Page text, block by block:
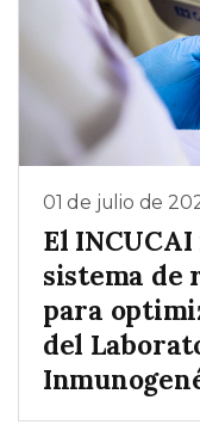
01 de julio de
El
sistema de
para
del